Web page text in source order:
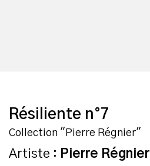
Résiliente n°7
Collection "Pierre Régnier"
Artiste : Pierre Régnier